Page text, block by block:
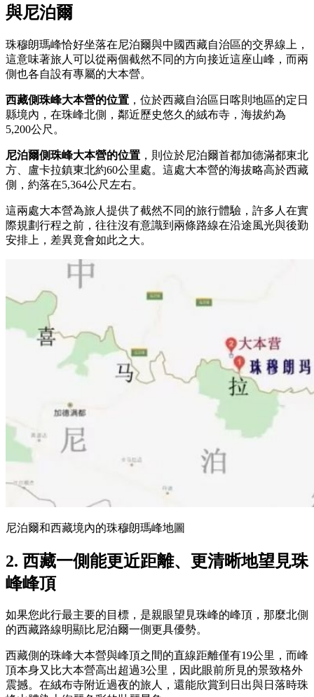
與尼泊爾
珠穆朗瑪峰恰好坐落在尼泊爾與中國西藏自治區的交界線上，
這意味著旅人可以從兩個截然不同的方向接近這座山峰，而兩
側也各自設有專屬的大本營。
西藏側珠峰大本營的位置 ，位於西藏自治區日喀則地區的定日
縣境內，在珠峰北側，鄰近歷史悠久的絨布寺，海拔約為
5,200公尺。
尼泊爾側珠峰大本營的位置 ，則位於尼泊爾首都加德滿都東北
方、盧卡拉鎮東北約60公里處。這處大本營的海拔略高於西藏
側，約落在5,364公尺左右。
這兩處大本營為旅人提供了截然不同的旅行體驗，許多人在實
際規劃行程之前，往往沒有意識到兩條路線在沿途風光與後勤
安排上，差異竟會如此之大。
尼泊爾和西藏境內的珠穆朗瑪峰地圖
2. 西藏一側能更近距離、更清晰地望見珠
峰峰頂
如果您此行最主要的目標，是親眼望見珠峰的峰頂，那麼北側
的西藏路線明顯比尼泊爾一側更具優勢。
西藏側的珠峰大本營與峰頂之間的直線距離僅有19公里，而峰
頂本身又比大本營高出超過3公里，因此眼前所見的景致格外
震撼。在絨布寺附近過夜的旅人，還能欣賞到日出與日落時珠